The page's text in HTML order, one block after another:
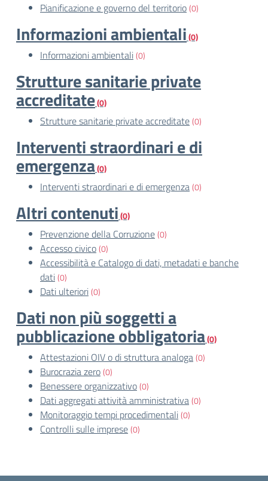
Pianificazione e governo del territorio(0)
Informazioni ambientali(0)
Informazioni ambientali(0)
Strutture sanitarie private
accreditate(0)
Strutture sanitarie private accreditate(0)
Interventi straordinari e di
emergenza(0)
Interventi straordinari e di emergenza(0)
Altri contenuti(0)
Prevenzione della Corruzione(0)
Accesso civico(0)
Accessibilità e Catalogo di dati, metadati e banche
dati(0)
Dati ulteriori(0)
Dati non più soggetti a
pubblicazione obbligatoria(0)
Attestazioni OIV o di struttura analoga(0)
Burocrazia zero(0)
Benessere organizzativo(0)
Dati aggregati attività amministrativa(0)
Monitoraggio tempi procedimentali(0)
Controlli sulle imprese(0)